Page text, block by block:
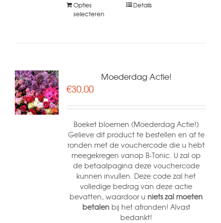
Opties
selecteren
Details
Moederdag Actie!
€30,00
Boeket bloemen (Moederdag Actie!)
Gelieve dit product te bestellen en af te
ronden met de vouchercode die u hebt
meegekregen vanop B-Tonic. U zal op
de betaalpagina deze vouchercode
kunnen invullen. Deze code zal het
volledige bedrag van deze actie
bevatten, waardoor u niets zal moeten
betalenbij het afronden! Alvast
bedankt!